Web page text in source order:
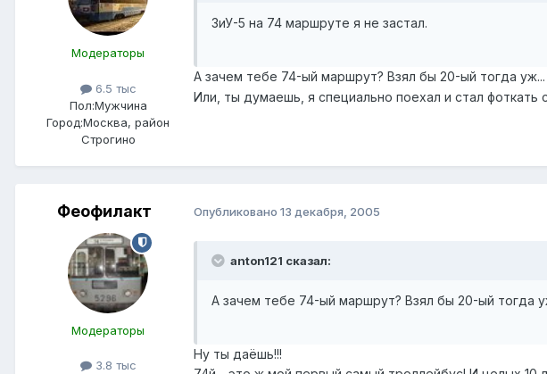
Модераторы
6.5 тыс
Пол:Мужчина
Город:Москва, район
Строгино
ЗиУ-5 на 74 маршруте я не застал.
А зачем тебе 74-ый маршрут? Взял бы 20-ый тогда уж...
Или, ты думаешь, я специально поехал и стал фоткать
Феофилакт
Модераторы
3.8 тыс
Опубликовано 13 декабря, 2005
anton121 сказал:
А зачем тебе 74-ый маршрут? Взял бы 20-ый тогда
Ну ты даёшь!!!